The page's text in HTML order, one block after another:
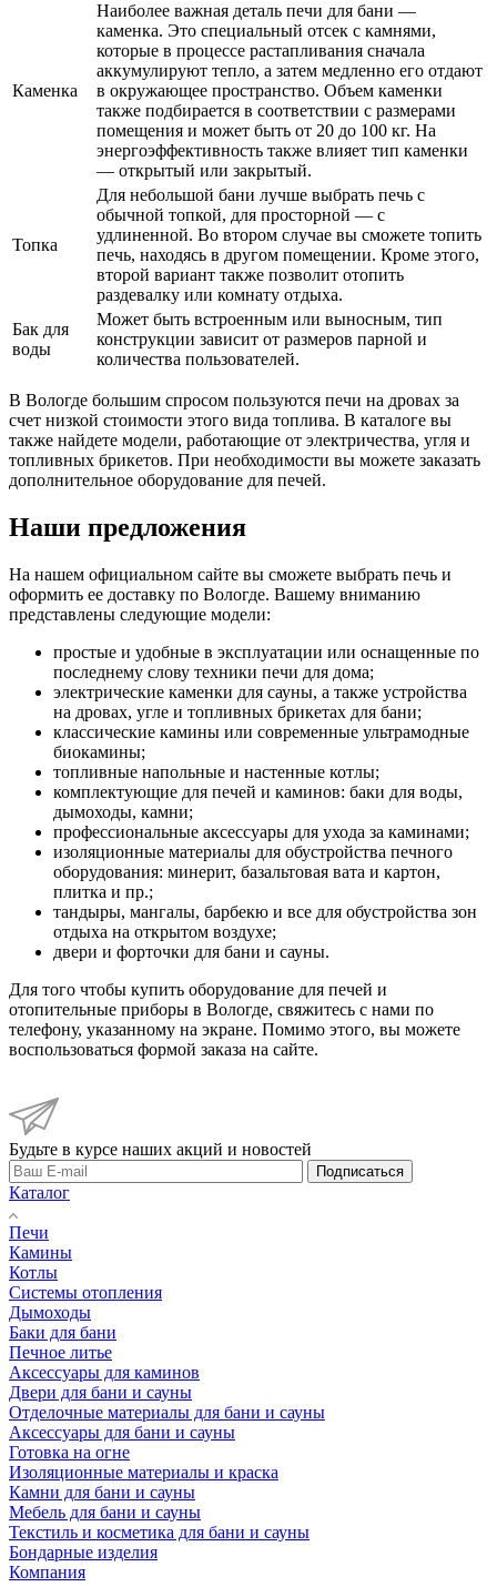
Каменка
Наиболее важная деталь печи для бани ―
каменка. Это специальный отсек с камнями,
которые в процессе растапливания сначала
аккумулируют тепло, а затем медленно его отдают
в окружающее пространство. Объем каменки
также подбирается в соответствии с размерами
помещения и может быть от 20 до 100 кг. На
энергоэффективность также влияет тип каменки
― открытый или закрытый.
Топка
Для небольшой бани лучше выбрать печь с
обычной топкой, для просторной ― с
удлиненной. Во втором случае вы сможете топить
печь, находясь в другом помещении. Кроме этого,
второй вариант также позволит отопить
раздевалку или комнату отдыха.
Бак для
воды
Может быть встроенным или выносным, тип
конструкции зависит от размеров парной и
количества пользователей.
В Вологде большим спросом пользуются печи на дровах за
счет низкой стоимости этого вида топлива. В каталоге вы
также найдете модели, работающие от электричества, угля и
топливных брикетов. При необходимости вы можете заказать
дополнительное оборудование для печей.
Наши предложения
На нашем официальном сайте вы сможете выбрать печь и
оформить ее доставку по Вологде. Вашему вниманию
представлены следующие модели:
простые и удобные в эксплуатации или оснащенные по
последнему слову техники печи для дома;
электрические каменки для сауны, а также устройства
на дровах, угле и топливных брикетах для бани;
классические камины или современные ультрамодные
биокамины;
топливные напольные и настенные котлы;
комплектующие для печей и каминов: баки для воды,
дымоходы, камни;
профессиональные аксессуары для ухода за каминами;
изоляционные материалы для обустройства печного
оборудования: минерит, базальтовая вата и картон,
плитка и пр.;
тандыры, мангалы, барбекю и все для обустройства зон
отдыха на открытом воздухе;
двери и форточки для бани и сауны.
Для того чтобы купить оборудование для печей и
отопительные приборы в Вологде, свяжитесь с нами по
телефону, указанному на экране. Помимо этого, вы можете
воспользоваться формой заказа на сайте.
Будьте в курсе наших акций и новостей
Подписаться
Каталог
Печи
Камины
Котлы
Системы отопления
Дымоходы
Баки для бани
Печное литье
Аксессуары для каминов
Двери для бани и сауны
Отделочные материалы для бани и сауны
Аксессуары для бани и сауны
Готовка на огне
Изоляционные материалы и краска
Камни для бани и сауны
Мебель для бани и сауны
Текстиль и косметика для бани и сауны
Бондарные изделия
Компания